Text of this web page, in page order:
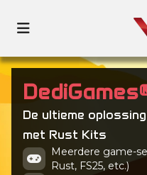
De ultieme
met Rust Kits
Meerdere game-
Rust, FS25, etc.)